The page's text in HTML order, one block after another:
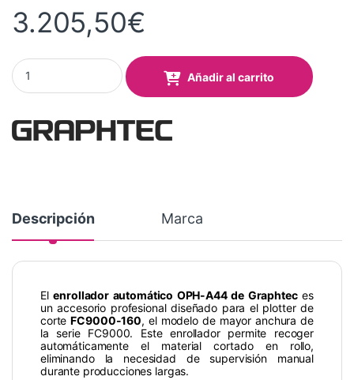
3.205,50€
Enrollador automático para FC9000-160 quantity
Añadir al carrito
Descripción Marca
Elenrollador automático OPH-A44 de Graphteces
un accesorio profesional diseñado para el plotter de
corteFC9000-160, el modelo de mayor anchura de
la serie FC9000. Este enrollador permite recoger
automáticamente el material cortado en rollo,
eliminando la necesidad de supervisión manual
durante producciones largas.